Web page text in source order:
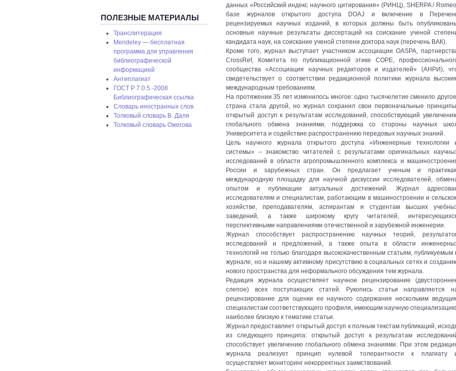
ПОЛЕЗНЫЕ МАТЕРИАЛЫ
Транслитерация
Mendeley — бесплатная
программа для управления
библиографической
информацией
Антиплагиат
ГОСТ P 7.0.5.-2008
Библиографическая ссылка
Словарь иностранных слов
Толковый словарь В. Даля
Толковый словарь Ожегова
данных «Российский индекс научного цитирования» (РИНЦ), SHERPA /
базе журналов открытого доступа DOAJ и включение в
рецензируемых научных изданий, в которых должны быть
основные научные результаты диссертаций на соискание ученой
кандидата наук, на соискание ученой степени доктора наук (перечень ВАК).
Кроме того, журнал выступает участником ассоциации OASPA,
CrossRef, Комитета по публикационной этике COPE,
сообщества «Ассоциация научных редакторов и издателей» (АНРИ),
свидетельствует о соответствии редакционной политики журнала
международным требованиям.
На протяжении 35 лет изменилось многое: одно тысячелетие сменило
страна стала другой, но журнал сохранил свои первоначальные
открытый доступ к результатам исследований, способствующий
глобального обмена знаниями, поддержка со стороны научных
Университета и содействие распространению передовых научных знаний.
Цель научного журнала открытого доступа «Инженерные технологии
системы» – знакомство читателей с результатами оригинальных
исследований в области агропромышленного комплекса и
России и зарубежных стран. Он предлагает ученым и
международную площадку для научной дискуссии исследователей,
опытом и публикации актуальных достижений. Журнал
исследователям и специалистам, работающим в машиностроении и
хозяйстве, преподавателям, аспирантам и студентам высших
заведений, а также широкому кругу читателей,
перспективными направлениями отечественной и зарубежной инженерии.
Журнал способствует распространению научных теорий,
исследований и предложений, а также опыта в области
технологий не только благодаря высококачественным статьям, публикуемым
журнале, но и нашему активному присутствию в социальных сетях и
нового пространства для неформального обсуждения тем журнала.
Редакция журнала осуществляет научное рецензирование
слепое) всех поступающих статей. Рукопись статьи направляется
рецензирование для оценки ее научного содержания нескольким
специалистам соответствующего профиля, имеющим научную
наиболее близкую к тематике статьи.
Журнал предоставляет открытый доступ к полным текстам публикаций,
из следующего принципа: открытый доступ к результатам
способствует увеличению глобального обмена знаниями. При этом
журнала реализует принцип нулевой толерантности к плагиату
осуществляет мониторинг некорректных заимствований.